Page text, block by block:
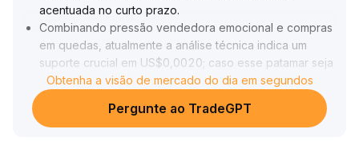
acentuada no curto prazo.
Combinando pressão vendedora emocional e compras
em quedas, atualmente a análise técnica indica um
suporte crucial em US$0,0020; caso esse patamar seja
perdido, há risco de queda para US$0,0014,
aumentando os riscos abaixo desse valor
A resistência está entre US$0,0023 e US$0,00235; um
Obtenha a visão de mercado do dia em segundos
Pergunte ao TradeGPT